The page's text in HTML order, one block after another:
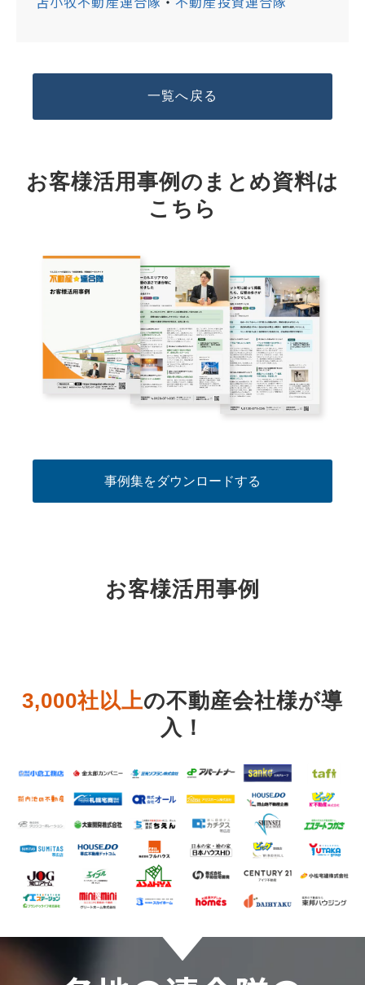
一覧へ戻る
お客様活用事例のまとめ資料は
こちら
事例集をダウンロードする
お客様活用事例
3,000社以上の不動産会社様が導
入 ！